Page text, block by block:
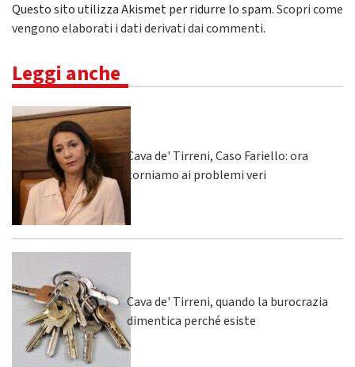
Questo sito utilizza Akismet per ridurre lo spam.Scopri come
vengono elaborati i dati derivati dai commenti.
Leggi anche
Cava de' Tirreni, Caso Fariello: ora
torniamo ai problemi veri
Cava de' Tirreni, quando la burocrazia
dimentica perché esiste